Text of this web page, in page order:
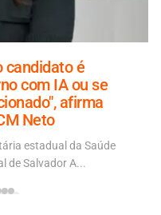
candidato é
com IA ou se
afirma
Neto
estadual da Saúde
de Salvador A...